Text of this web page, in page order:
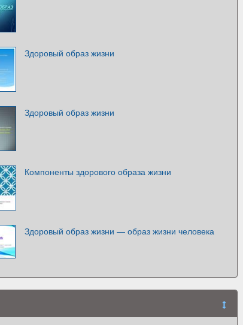
Здоровый образ жизни
Здоровый образ жизни
Компоненты здорового образа жизни
Здоровый образ жизни — образ жизни человека